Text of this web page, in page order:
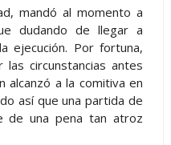
mandó al momento a
dudando de llegar a
ejecución. Por fortuna,
circunstancias antes
alcanzó a la comitiva en
así que una partida de
de una pena tan atroz